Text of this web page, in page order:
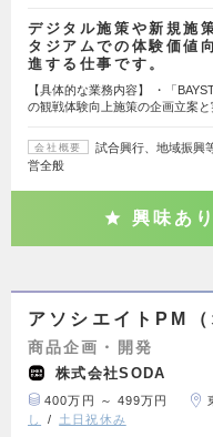
デジタル施策や新規施
タジアムでの体験価値
進する仕事です。
【具体的な業務内容】 ・「
の観戦体験向上施策の企画立案と
会社概要
試合興行、地域振興
営全般
興味あり
アソシエイトPM（
商品企画・開発
株式会社SODA
400万円 ～ 499万円
し
土日祝休み